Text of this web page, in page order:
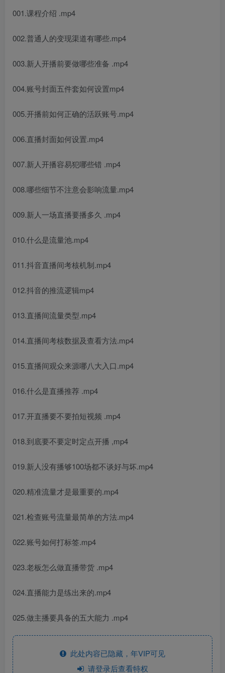
001.课程介绍 .mp4
002.普通人的变现渠道有哪些.mp4
003.新人开播前要做哪些准备 .mp4
004.账号封面五件套如何设置mp4
005.开播前如何正确的活跃账号.mp4
006.直播封面如何设置.mp4
007.新人开播容易犯哪些错 .mp4
008.哪些细节不注意会影响流量.mp4
009.新人一场直播要播多久 .mp4
010.什么是流量池.mp4
011.抖音直播间考核机制.mp4
012.抖音的推流逻辑mp4
013.直播间流量类型.mp4
014.直播间考核数据及查看方法.mp4
015.直播间观众来源哪八大入口.mp4
016.什么是直播推荐 .mp4
017.开直播要不要拍短视频 .mp4
018.到底要不要定时定点开播 ,mp4
019.新人没有播够100场都不谈好与坏.mp4
020.精准流量才是最重要的.mp4
021.检查账号流量最简单的方法.mp4
022.账号如何打标签.mp4
023.老板怎么做直播带货 .mp4
024.直播能力是练出来的.mp4
025.做主播要具备的五大能力 .mp4
此处内容已隐藏，年VIP可见
请登录后查看特权